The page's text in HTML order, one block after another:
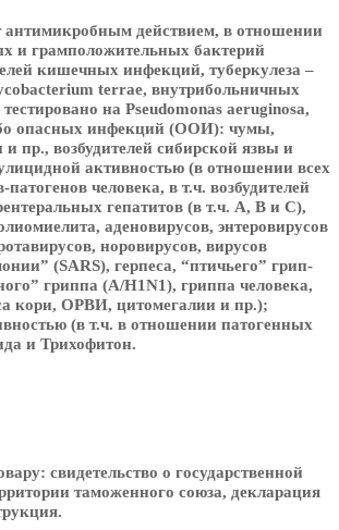
антимикробным действием, в отношении
и грамположительных бактерий
кишечных инфекций, туберкулеза –
terrae, внутрибольничных
на Pseudomonas aeruginosa,
опасных инфекций (ООИ): чумы,
пр., возбудителей сибирской язвы и
активностью (в отношении всех
человека, в т.ч. возбудителей
гепатитов (в т.ч. А, В и С),
аденовирусов, энтеровирусов
норовирусов, вирусов
(SARS), герпеса, “птичьего” грип-
гриппа (A/H1N1), гриппа человека,
кори, ОРВИ, цитомегалии и пр.);
(в т.ч. в отношении патогенных
и Трихофитон.
свидетельство о государственной
таможенного союза, декларация